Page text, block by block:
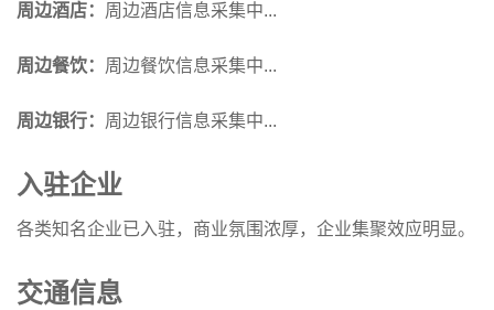
周边酒店： 周边酒店信息采集中...
周边餐饮： 周边餐饮信息采集中...
周边银行： 周边银行信息采集中...
入驻企业
各类知名企业已入驻，商业氛围浓厚，企业集聚效应明显。
交通信息